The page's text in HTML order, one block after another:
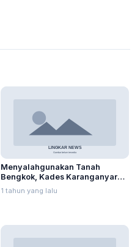
Menyalahgunakan Tanah
Bengkok, Kades Karanganyar
Ditangkap Kejari
1 tahun yang lalu